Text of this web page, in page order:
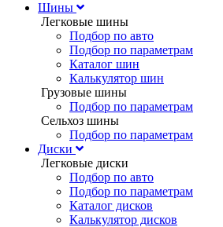
Шины
Легковые шины
Подбор по авто
Подбор по параметрам
Каталог шин
Калькулятор шин
Грузовые шины
Подбор по параметрам
Сельхоз шины
Подбор по параметрам
Диски
Легковые диски
Подбор по авто
Подбор по параметрам
Каталог дисков
Калькулятор дисков